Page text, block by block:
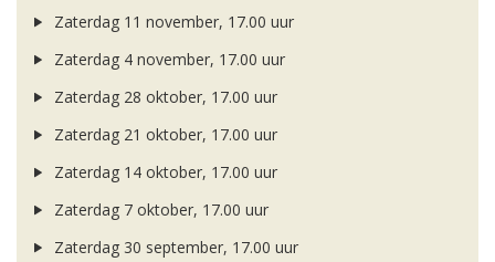
Zaterdag 11 november, 17.00 uur
Zaterdag 4 november, 17.00 uur
Zaterdag 28 oktober, 17.00 uur
Zaterdag 21 oktober, 17.00 uur
Zaterdag 14 oktober, 17.00 uur
Zaterdag 7 oktober, 17.00 uur
Zaterdag 30 september, 17.00 uur